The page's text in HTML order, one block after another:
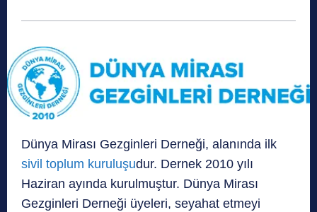
Dünya Mirası Gezginleri Derneği, alanında ilk
sivil toplum kuruluşudur. Dernek 2010 yılı
Haziran ayında kurulmuştur. Dünya Mirası
Gezginleri Derneği üyeleri, seyahat etmeyi